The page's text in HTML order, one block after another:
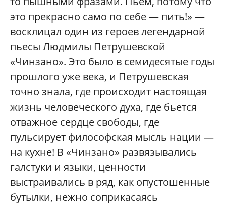
это прекрасно само по себе — пить!» —
восклицал один из героев легендарной
пьесы Людмилы Петрушевской
«Чинзано». Это было в семидесятые годы
прошлого уже века, и Петрушевская
точно знала, где происходит настоящая
жизнь человеческого духа, где бьется
отважное сердце свободы, где
пульсирует философская мысль нации —
на кухне! В «Чинзано» развязывались
галстуки и языки, ценности
выстраивались в ряд, как опустошенные
бутылки, нежно соприкасаясь